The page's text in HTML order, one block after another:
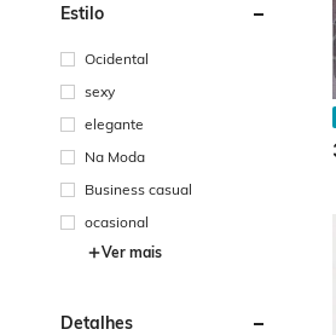
Estilo
Ocidental
sexy
elegante
Na Moda
Business casual
ocasional
Ver mais
Detalhes